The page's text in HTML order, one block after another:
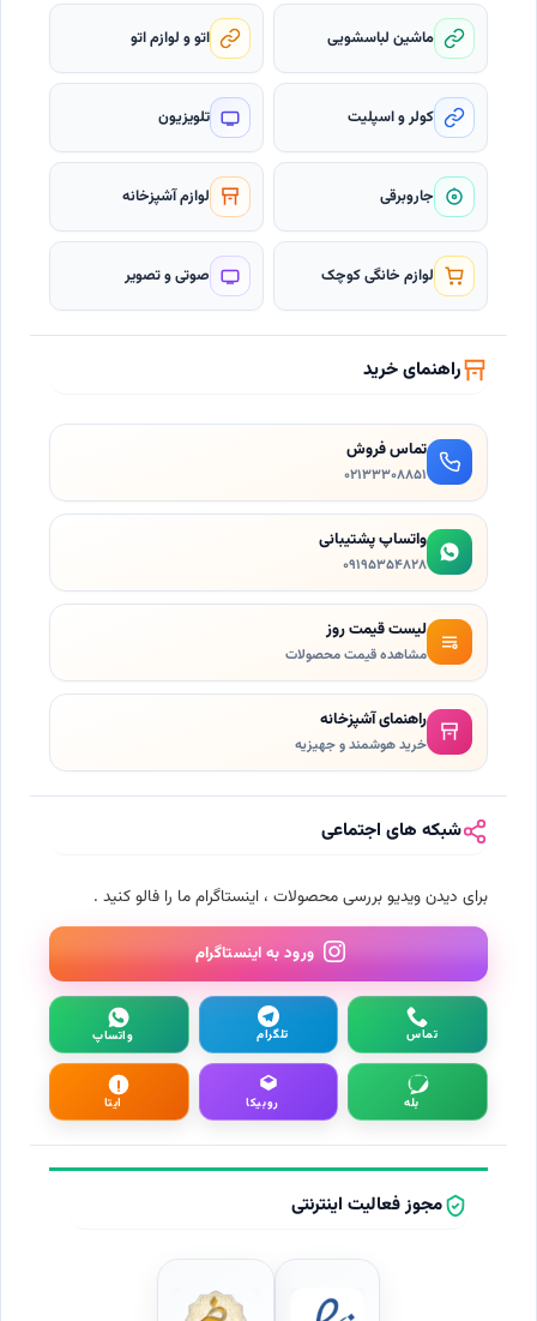
ماشین لباسشویی اتو و لوازم اتو
کولر و اسپلیت تلویزیون
جاروبرقی لوازم آشپزخانه
لوازم خانگی کوچک صوتی و تصویر
راهنمای خرید
تماس فروش
۰۲۱٣۳۳۰۸۸۵۱
واتساپ پشتیبانی
۰۹۱۹۵۳۵۴۸۲۸
لیست قیمت روز
مشاهده قیمت محصولات
راهنمای آشپزخانه
خرید هوشمند و جهیزیه
شبکه های اجتماعی
برای دیدن ویدیو بررسی محصولات ، اینستاگرام ما را فالو کنید .
ورود به اینستاگرام
تماس تلگرام واتساپ
بله روبیکا ایتا
مجوز فعالیت اینترنتی